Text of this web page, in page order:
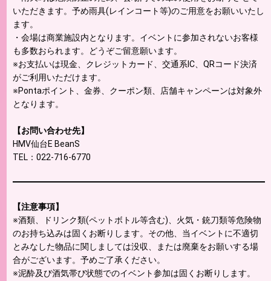
いただきます。予め雨具(レインコート等)のご用意をお願いいたし
ます。
・会場は商業施設内となります。イベントに参加されないお客様
も多数おられます。どうぞご留意願います。
※お支払いは現金、クレジットカード、交通系IC、QRコード決済
がご利用いただけます。
※Pontaポイント、金券、クーポン類、店舗キャンペーンは対象外
となります。
【お問い合わせ先】
HMV仙台E BeanS
TEL：022-716-6770
【注意事項】
※酒類、ドリンク類(ペットボトル等含む)、火気・銃刀類等危険物
のお持ち込みは固くお断りします。その他、当イベントに不適切
とみなした物品に関しましては没収、または廃棄をお願いする場
合がございます。予めご了承ください。
※泥酔及び酒気帯び状態でのイベント参加は固くお断りします。